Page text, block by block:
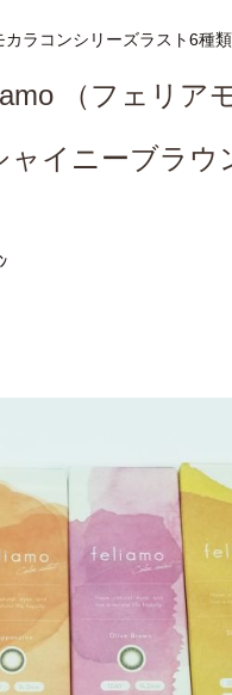
ラコンシリーズラスト6種
（フェリア
ャイニーブラウ